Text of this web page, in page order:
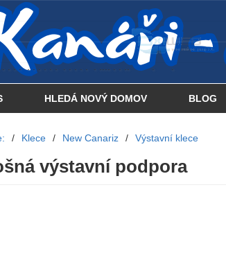
. . . . . . . . . . . . . . . . . .... . . .. . .
HLEDÁ NOVÝ DOMOV BLOG
/ Klece / New Canariz / Výstavní klece
výstavní podpora